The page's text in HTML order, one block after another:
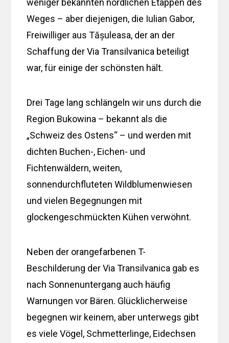
Weges – aber diejenigen, die Iulian Gabor,
Freiwilliger aus Tășuleasa, der an der
Schaffung der Via Transilvanica beteiligt
war, für einige der schönsten hält.
Drei Tage lang schlängeln wir uns durch die
Region Bukowina – bekannt als die
„Schweiz des Ostens“ – und werden mit
dichten Buchen-, Eichen- und
Fichtenwäldern, weiten,
sonnendurchfluteten Wildblumenwiesen
und vielen Begegnungen mit
glockengeschmückten Kühen verwöhnt.
Neben der orangefarbenen T-
Beschilderung der Via Transilvanica gab es
nach Sonnenuntergang auch häufig
Warnungen vor Bären. Glücklicherweise
begegnen wir keinem, aber unterwegs gibt
es viele Vögel, Schmetterlinge, Eidechsen